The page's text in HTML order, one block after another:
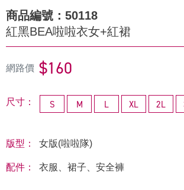
商品編號：50118
紅黑BEA啦啦衣女+紅裙
網路價 $160
尺寸： S M L XL 2L
版型： 女版(啦啦隊)
配件： 衣服、裙子、安全褲